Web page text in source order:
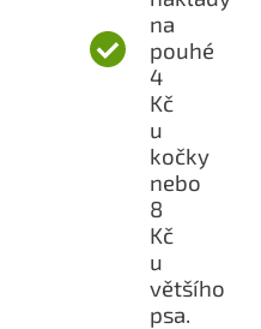
na
pouhé
4
Kč
u
kočky
nebo
8
Kč
u
většího
psa.